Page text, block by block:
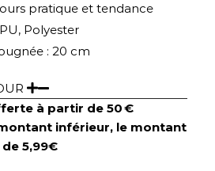
pratique et tendance
Polyester
: 20 cm
à partir de 50 €
inférieur, le montant
5,99€